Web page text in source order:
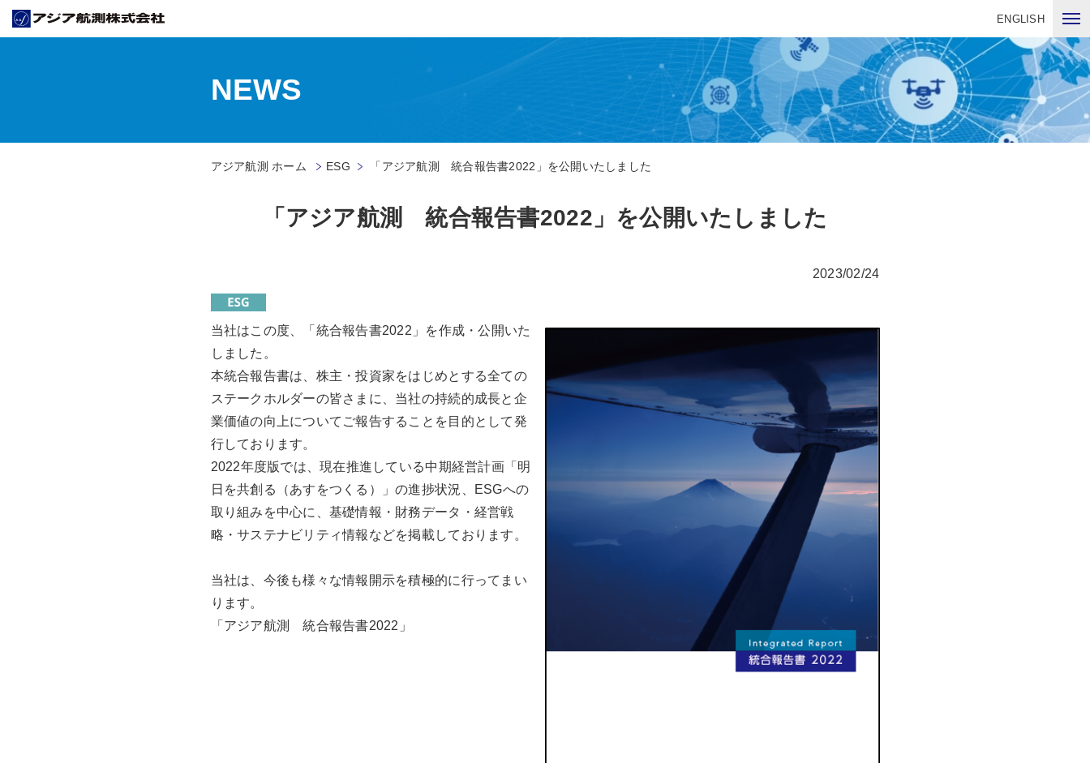
ENGLISH
NEWS
アジア航測 ホーム ESG 「アジア航測 統合報告書2022」を公開いたしました
「アジア航測 統合報告書2022」を公開いたしました
2023/02/24
当社はこの度、「統合報告書2022」を作成・公開いた
しました。
本統合報告書は、株主・投資家をはじめとする全ての
ステークホルダーの皆さまに、当社の持続的成長と企
業価値の向上についてご報告することを目的として発
行しております。
2022年度版では、現在推進している中期経営計画「明
日を共創る（あすをつくる）」の進捗状況、ESGへの
取り組みを中心に、基礎情報・財務データ・経営戦
略・サステナビリティ情報などを掲載しております。
当社は、今後も様々な情報開示を積極的に行ってまい
ります。
「アジア航測 統合報告書2022」